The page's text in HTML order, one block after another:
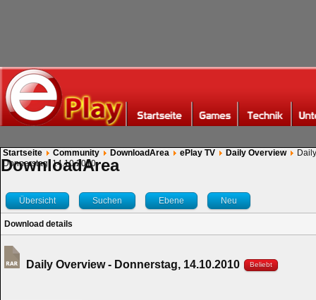
Startseite Community DownloadArea ePlay TV Daily Overview
Donnerstag, 14.10.2010
DownloadArea
Übersicht Suchen Ebene Neu
Download details
Daily Overview - Donnerstag, 14.10.2010 Beliebt